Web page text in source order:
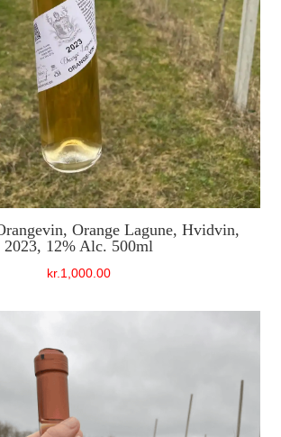
Orange Lagune, Hvidvin,
2023, 12% Alc. 500ml
kr. 1,000.00